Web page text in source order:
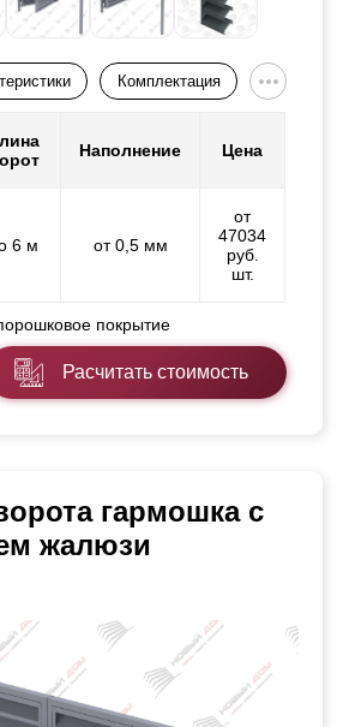
Комплектация
Наполнение Цена
6 м от 0,5 мм
от
47034
руб.
шт.
покрытие
Расчитать стоимость
гармошка с
жалюзи